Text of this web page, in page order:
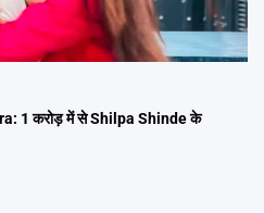
1 करोड़ में से Shilpa Shinde के